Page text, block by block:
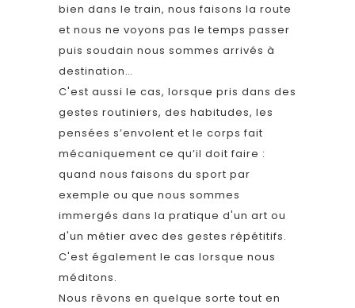
bien dans le train, nous faisons la route
et nous ne voyons pas le temps passer
puis soudain nous sommes arrivés à
destination…
C'est aussi le cas, lorsque pris dans des
gestes routiniers, des habitudes, les
pensées s’envolent et le corps fait
mécaniquement ce qu’il doit faire :
quand nous faisons du sport par
exemple ou que nous sommes
immergés dans la pratique d'un art ou
d'un métier avec des gestes répétitifs.
C'est également le cas lorsque nous
méditons.
Nous rêvons en quelque sorte tout en